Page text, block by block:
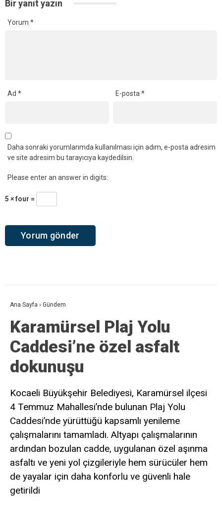
Bir yanıt yazın
Yorum *
Ad * E-posta*
Daha sonraki yorumlarımda kullanılması için adım, e-posta adresim
ve site adresim bu tarayıcıya kaydedilsin.
Please enter an answer in digits:
5 × four =
Ana Sayfa › Gündem
Karamürsel Plaj Yolu
Caddesi’ne özel asfalt
dokunuşu
Kocaeli Büyükşehir Belediyesi, Karamürsel ilçesi
4 Temmuz Mahallesi’nde bulunan Plaj Yolu
Caddesi’nde yürüttüğü kapsamlı yenileme
çalışmalarını tamamladı. Altyapı çalışmalarının
ardından bozulan cadde, uygulanan özel aşınma
asfaltı ve yeni yol çizgileriyle hem sürücüler hem
de yayalar için daha konforlu ve güvenli hale
getirildi